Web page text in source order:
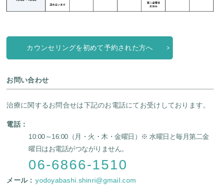
カウンセリングを初めて予約された方へ
お問い合わせ
治療に関するお問合せは下記のお電話にてお受けしております。
電話：
10:00～16:00（月・火・木・金曜日）
※ 水曜日と毎月第二金
曜日はお電話がつながりません。
06-6866-1510
メール： yodoyabashi.shinri@gmail.com